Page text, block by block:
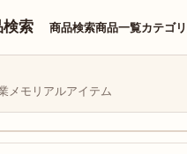
検索 商品検索商品一覧カテゴリ
メモリアルアイテム